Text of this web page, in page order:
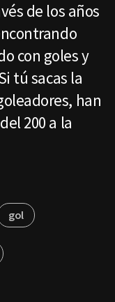
de los años
con goles y
tú sacas la
han
200 a la
gol